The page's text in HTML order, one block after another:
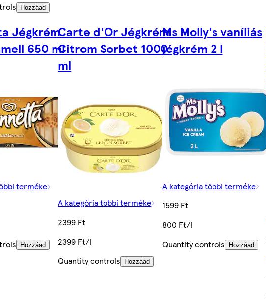
Hozzáad
Jégkrém
650 ml
terméke
Hozzáad
Carte d'Or Jégkrém
Citrom Sorbet 1000
ml
A kategória többi terméke
2399 Ft
2399 Ft/l
Quantity controls Hozzáad
Ms Molly's vaníliás
jégkrém 2 l
A kategória többi terméke
1599 Ft
800 Ft/l
Quantity controls
Hozzáad